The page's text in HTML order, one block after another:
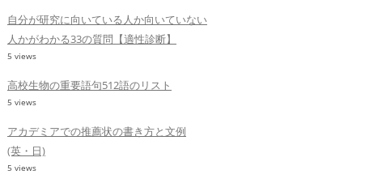
自分が研究に向いている人か向いていない
人かがわかる33の質問【適性診断】
5 views
高校生物の重要語句512語のリスト
5 views
アカデミアでの推薦状の書き方と文例
(英・日)
5 views